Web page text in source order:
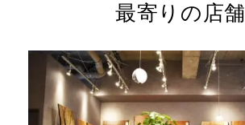
最寄りの店舗